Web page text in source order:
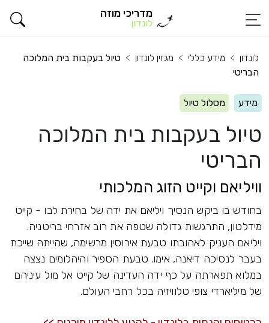
מדריכי מוזה
לונדון
לונדון מידע כללי מגזין לונדון
טיול בעקבות בית המלוכה
הבריטי
מידע מסלול טיול
טיול בעקבות בית המלוכה
הבריטי
וויליאם וקייט הזוג המלכותי
בחודש בו ביקש הנסיך ויליאם את ידה של בחירת לבו - קייט
מידלטון, התרגשות גדולה שטפה את רוב אזרחי בריטניה.
ויליאם העניק לאהובתו טבעת אירוסין מרשימה, שהייתה שייכת
בעבר לנסיכה דיאנה, אימו. טבעת הספיר והיהלומים נצצה
במלוא תפארתה על כף ידה העדינה של קייט אל מול עיניהם
של מיליארדי צופי טלוויזיה בכל רחבי העולם.